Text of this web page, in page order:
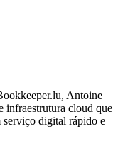
Antoine
infraestrutura cloud que
serviço digital rápido e